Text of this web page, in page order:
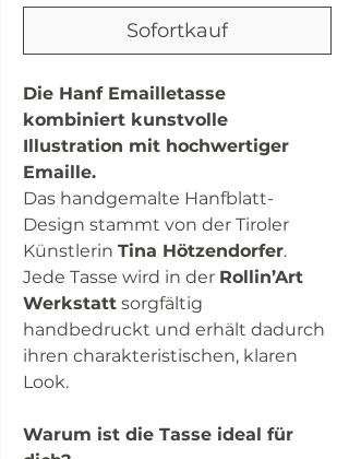
Sofortkauf
Die Hanf Emailletasse
kombiniert kunstvolle
Illustration mit hochwertiger
Emaille.
Das handgemalte Hanfblatt-
Design stammt von der Tiroler
Künstlerin Tina Hötzendorfer.
Jede Tasse wird in der Rollin’Art
Werkstatt sorgfältig
handbedruckt und erhält dadurch
ihren charakteristischen, klaren
Look.
Warum ist die Tasse ideal für